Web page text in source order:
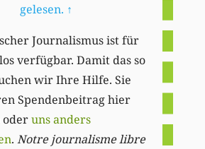
gelesen. ↑
Journalismus ist für
verfügbar. Damit das so
wir Ihre Hilfe. Sie
Spendenbeitrag hier
oderuns anders
. Notre journalisme libre